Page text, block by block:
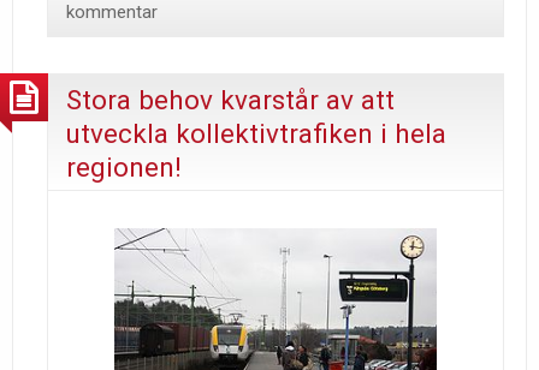
kommentar
Stora behov kvarstår av att
utveckla kollektivtrafiken i hela
regionen!